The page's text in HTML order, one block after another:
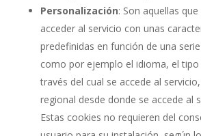
Personalización: Son aquellas
acceder al servicio con unas
predefinidas en función de una
como por ejemplo el idioma, el tipo
través del cual se accede al
regional desde donde se accede al
Estas cookies no requieren del